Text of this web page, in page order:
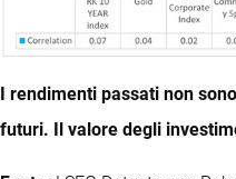
I rendimenti passati non
futuri. Il valore degli